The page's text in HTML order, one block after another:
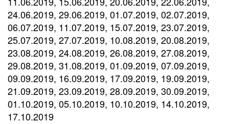
24.06.2019, 29.06.2019, 01.07.2019, 02.07.2019,
06.07.2019, 11.07.2019, 15.07.2019, 23.07.2019,
25.07.2019, 27.07.2019, 10.08.2019, 20.08.2019,
23.08.2019, 24.08.2019, 26.08.2019, 27.08.2019,
29.08.2019, 31.08.2019, 01.09.2019, 07.09.2019,
09.09.2019, 16.09.2019, 17.09.2019, 19.09.2019,
21.09.2019, 23.09.2019, 28.09.2019, 30.09.2019,
01.10.2019, 05.10.2019, 10.10.2019, 14.10.2019,
17.10.2019